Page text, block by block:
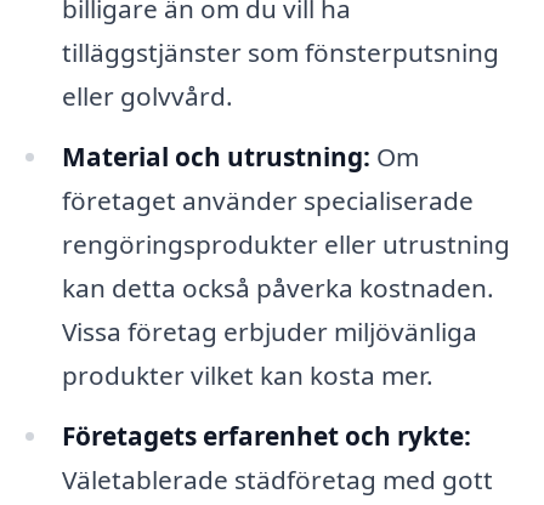
billigare än om du vill ha
tilläggstjänster som fönsterputsning
eller golvvård.
Material och utrustning: Om
företaget använder specialiserade
rengöringsprodukter eller utrustning
kan detta också påverka kostnaden.
Vissa företag erbjuder miljövänliga
produkter vilket kan kosta mer.
Företagets erfarenhet och rykte:
Väletablerade städföretag med gott